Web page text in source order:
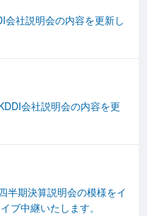
会社説明会の内容を更新し
会社説明会の内容を更
半期決算説明会の模様をイ
ブ中継いたします。